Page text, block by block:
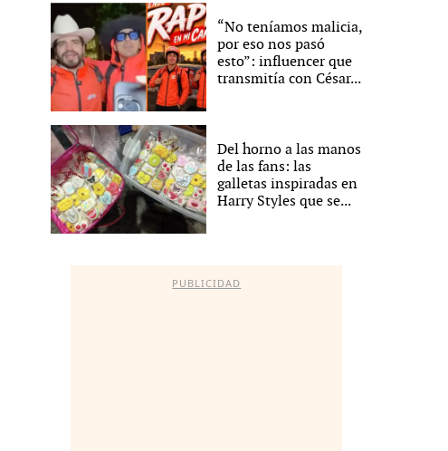
“No teníamos malicia,
por eso nos pasó
esto”: influencer que
transmitía con César...
Del horno a las manos
de las fans: las
galletas inspiradas en
Harry Styles que se...
PUBLICIDAD